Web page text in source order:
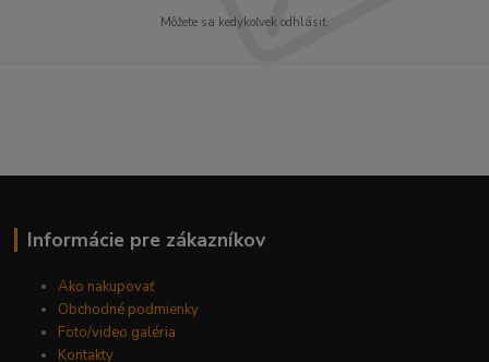
Môžete sa kedykoľvek odhlásiť.
Informácie pre zákazníkov
Ako nakupovať
Obchodné podmienky
Foto/video galéria
Kontakty